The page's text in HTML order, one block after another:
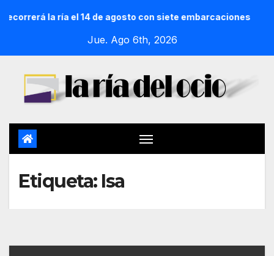
la ría el 14 de agosto con siete embarcaciones
Jue. Ago 6th, 2026
Etiqueta: Isa